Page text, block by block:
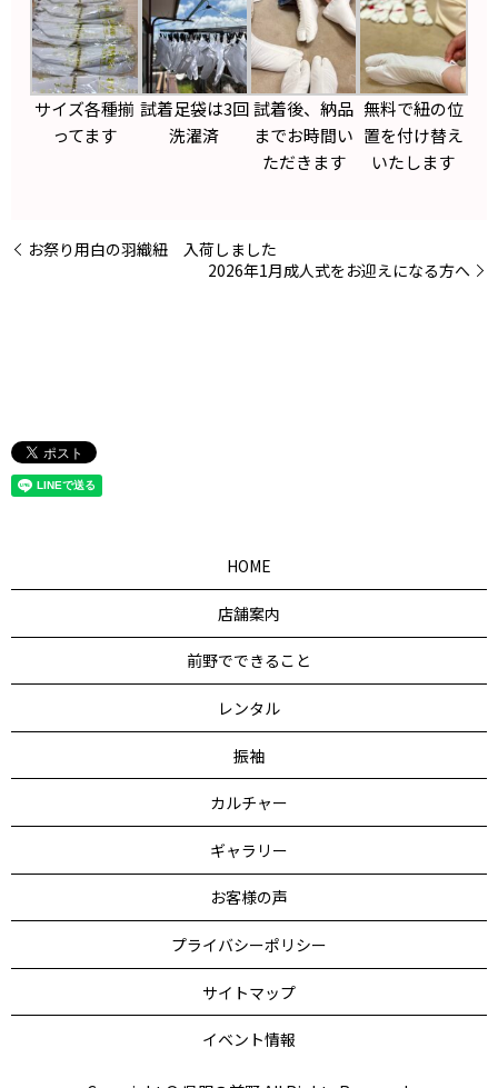
サイズ各種揃
ってます
試着足袋は3回
洗濯済
試着後、納品
までお時間い
ただきます
無料で紐の位
置を付け替え
いたします
お祭り用白の羽織紐 入荷しました
2026年1月成人式をお迎えになる方へ
HOME
店舗案内
前野でできること
レンタル
振袖
カルチャー
ギャラリー
お客様の声
プライバシーポリシー
サイトマップ
イベント情報